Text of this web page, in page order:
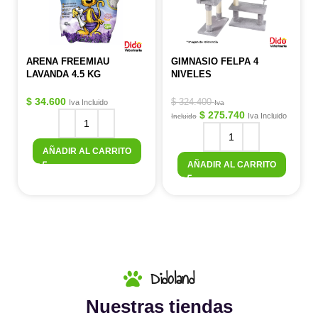
ARENA FREEMIAU
LAVANDA 4.5 KG
$ 34.600 Iva Incluido
AÑADIR AL CARRITO
GIMNASIO FELPA 4
NIVELES
$324.400 Iva
Incluido $ 275.740 Iva Incluido
AÑADIR AL CARRITO
Didoland
Nuestras tiendas